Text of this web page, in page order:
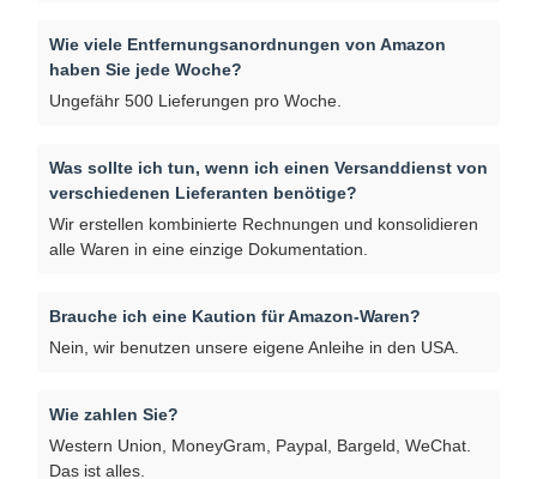
Wie viele Entfernungsanordnungen von Amazon
haben Sie jede Woche?
Ungefähr 500 Lieferungen pro Woche.
Was sollte ich tun, wenn ich einen Versanddienst von
verschiedenen Lieferanten benötige?
Wir erstellen kombinierte Rechnungen und konsolidieren
alle Waren in eine einzige Dokumentation.
Brauche ich eine Kaution für Amazon-Waren?
Nein, wir benutzen unsere eigene Anleihe in den USA.
Wie zahlen Sie?
Western Union, MoneyGram, Paypal, Bargeld, WeChat.
Das ist alles.